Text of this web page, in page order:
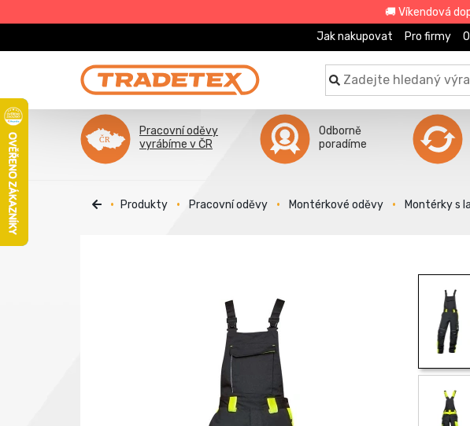
🚚 Víkendová
Jak nakupovat
Pro firmy
Pracovní oděvy
vyrábíme v ČR
Odborně
poradíme
Produkty Pracovní oděvy Montérkové oděvy Montérky s